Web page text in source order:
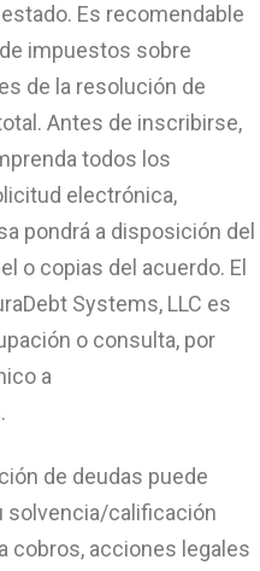
Es recomendable
impuestos sobre
de la resolución de
Antes de inscribirse,
todos los
electrónica,
pondrá a disposición del
o copias del acuerdo. El
Systems, LLC es
o consulta, por
a
.
de deudas puede
solvencia/calificación
cobros, acciones legales